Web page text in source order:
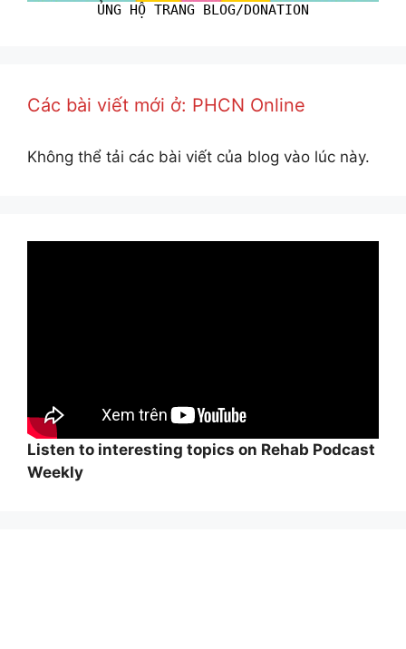
ỦNG HỘ TRANG BLOG/DONATION
Các bài viết mới ở: PHCN Online
Không thể tải các bài viết của blog vào lúc này.
Listen to interesting topics on Rehab Podcast
Weekly